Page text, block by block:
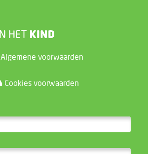
Algemene voorwaarden
Cookies voorwaarden